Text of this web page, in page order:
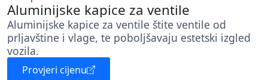
Aluminijske kapice za ventile
Aluminijske kapice za ventile štite ventile od
prljavštine i vlage, te poboljšavaju estetski izgled
vozila.
Provjeri cijenu